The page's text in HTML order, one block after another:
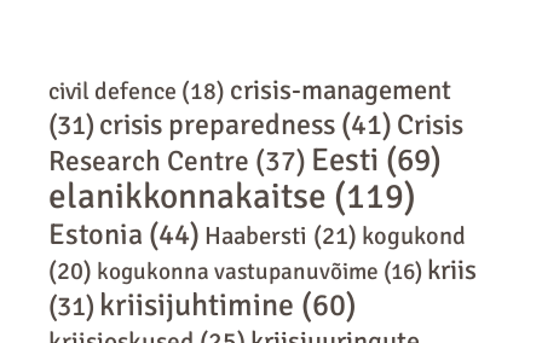
civil defence (18) crisis-management
(31) crisis preparedness (41) Crisis
Research Centre (37) Eesti (69)
elanikkonnakaitse (119)
Estonia (44) Haabersti (21) kogukond
(20) kogukonna vastupanuvõime (16) kriis
(31) kriisijuhtimine (60)